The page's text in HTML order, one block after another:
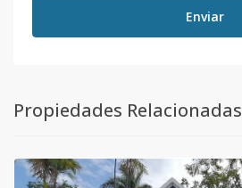
Enviar
Propiedades Relacionadas